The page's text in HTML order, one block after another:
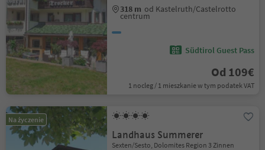
318 m od Kastelruth/Castelrotto
centrum
Südtirol Guest Pass
Od 109€
1 nocleg / 1 mieszkanie w tym podatek VAT
Na życzenie
Landhaus Summerer
Sexten/Sesto, Dolomites Region 3 Zinnen